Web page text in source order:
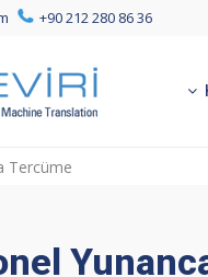
+90 212 280 86 36
Tercüme